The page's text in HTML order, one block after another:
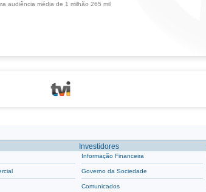
audiência média de 1 milhão 265 mil
Investidores
Informação Financeira
Governo da Sociedade
Comunicados